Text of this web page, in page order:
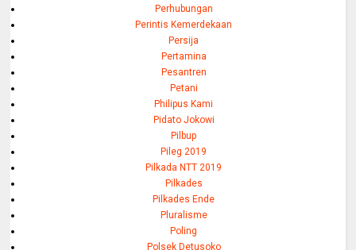
Perhubungan
Perintis Kemerdekaan
Persija
Pertamina
Pesantren
Petani
Philipus Kami
Pidato Jokowi
Pilbup
Pileg 2019
Pilkada NTT 2019
Pilkades
Pilkades Ende
Pluralisme
Poling
Polsek Detusoko